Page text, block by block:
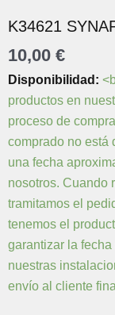
K34621
10,00 €
Disponibilidad:
productos en
proceso de
comprado no está
una fecha
nosotros. Cuando
tramitamos el
tenemos el
garantizar la
nuestras
envío al cliente
K34621
Synapse
DT
Cover
cantidad